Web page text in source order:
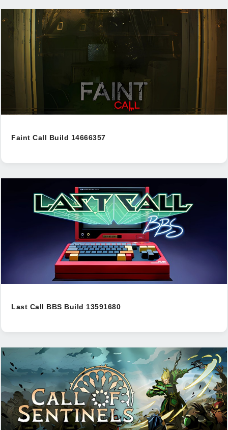
Faint Call Build 14666357
Last Call BBS Build 13591680